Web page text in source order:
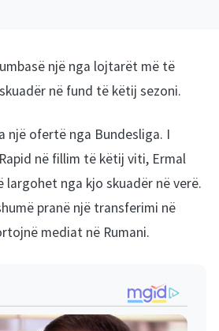
një nga lojtarët më të
në fund të këtij sezoni.
një ofertë nga Bundesliga. I
në fillim të këtij viti, Ermal
largohet nga kjo skuadër në verë.
pranë një transferimi në
mediat në Rumani.